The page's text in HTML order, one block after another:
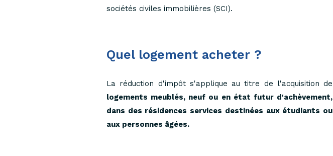
sociétés civiles immobilières (SCI).
Quel logement acheter ?
La réduction d'impôt s'applique au titre de l'acquisition de
logements meublés, neuf ou en état futur d'achèvement,
dans des résidences services destinées aux étudiants ou
aux personnes âgées.